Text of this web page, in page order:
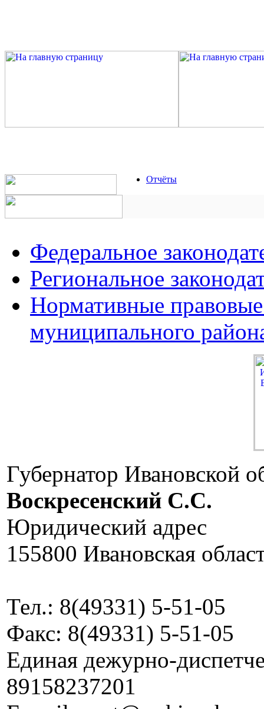
Отчёты
Федеральное
Региональное
Нормативные
муниципального
Губернатор Ивановской
Воскресенский C.C.
Юридический адрес
155800 Ивановская
Тел.: 8(49331) 5-51-05
Факс: 8(49331) 5-51-05
Единая дежурно-
89158237201